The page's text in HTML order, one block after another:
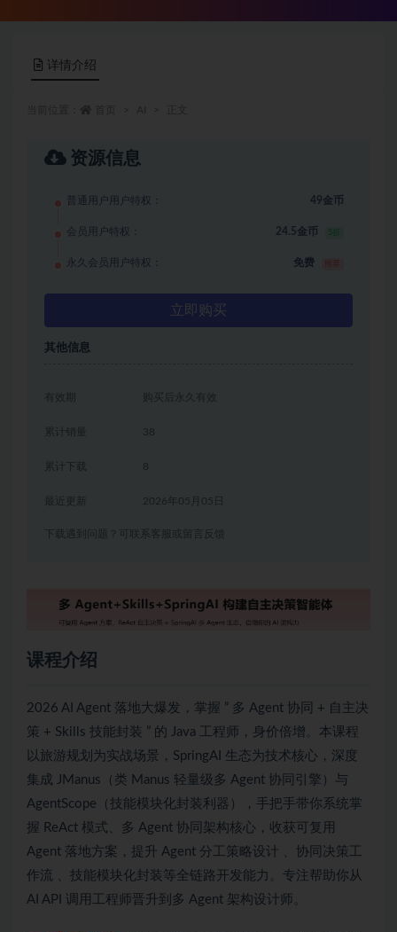
详情介绍
资源信息
普通用户用户特权： 49金币
会员用户特权： 24.5金币 5折
永久会员用户特权： 免费
立即购买
其他信息
有效期 购买后永久有效
累计销量 38
累计下载 8
2026年05月05日
下载遇到问题？可联系客服或留言反馈
课程介绍
2026 AI Agent 落地大爆发，掌握 ” 多 Agent 协同 + 自主决
策 + Skills 技能封装 ” 的 Java 工程师，身价倍增。本课程
以旅游规划为实战场景，‌SpringAI 生态‌为技术核心，深度
集成 JManus（类 Manus 轻量级多 Agent 协同引擎）与
AgentScope（技能模块化封装利器），手把手带你系统掌
握 ReAct 模式、多 Agent 协同架构核心，收获可复用
Agent 落地方案，提升 Agent 分工策略设计 、协同决策工
作流 、技能模块化封装等全链路开发能力。专注帮助你从
AI API 调用工程师晋升到多 Agent 架构设计师。